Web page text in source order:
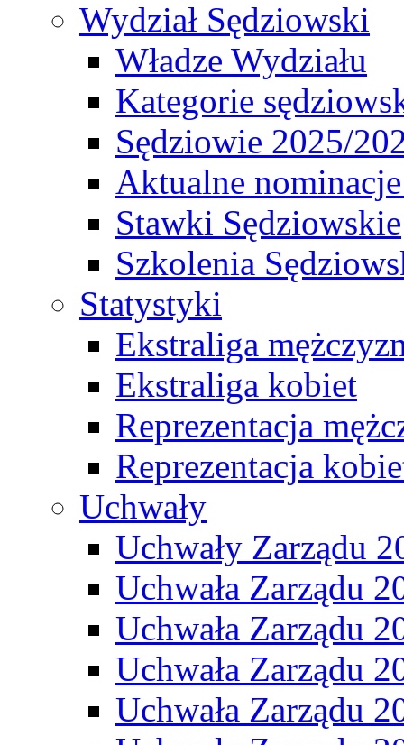
Wydział Sędziowski
Władze Wydziału
Kategorie
Sędziowie 2025/
Aktualne
Stawki Sędziowskie
Szkolenia
Statystyki
Ekstraliga
Ekstraliga kobiet
Reprezentacja
Reprezentacja
Uchwały
Uchwały Zarządu
Uchwała Zarządu
Uchwała Zarządu
Uchwała Zarządu
Uchwała Zarządu